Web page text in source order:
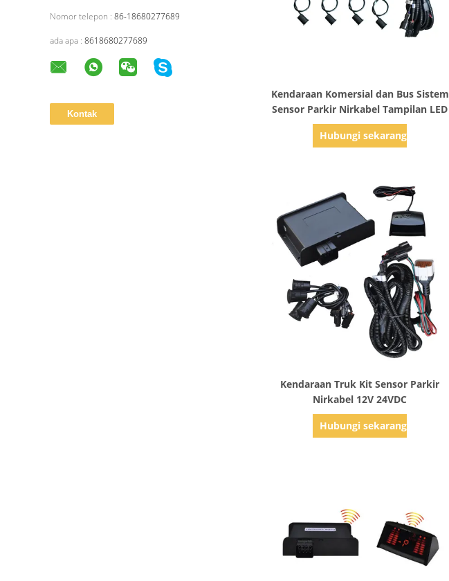
Nomor telepon : 86-18680277689
ada apa : 8618680277689
Kendaraan Komersial dan Bus Sistem
Sensor Parkir Nirkabel Tampilan LED
Hubungi sekarang
Kendaraan Truk Kit Sensor Parkir
Nirkabel 12V 24VDC
Hubungi sekarang